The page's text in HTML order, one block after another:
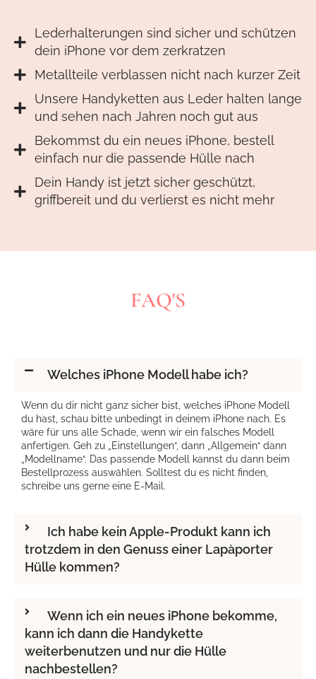
Lederhalterungen sind sicher und schützen
dein iPhone vor dem zerkratzen
Metallteile verblassen nicht nach kurzer Zeit
Unsere Handyketten aus Leder halten lange
und sehen nach Jahren noch gut aus
Bekommst du ein neues iPhone, bestell
einfach nur die passende Hülle nach
Dein Handy ist jetzt sicher geschützt,
griffbereit und du verlierst es nicht mehr
FAQ'S
Welches iPhone Modell habe ich?
Wenn du dir nicht ganz sicher bist, welches iPhone Modell
du hast, schau bitte unbedingt in deinem iPhone nach. Es
wäre für uns alle Schade, wenn wir ein falsches Modell
anfertigen. Geh zu „Einstellungen“, dann „Allgemein“ dann
„Modellname“. Das passende Modell kannst du dann beim
Bestellprozess auswählen. Solltest du es nicht finden,
schreibe uns gerne eine E-Mail.
Ich habe kein Apple-Produkt kann ich
trotzdem in den Genuss einer Lapàporter
Hülle kommen?
Wenn ich ein neues iPhone bekomme,
kann ich dann die Handykette
weiterbenutzen und nur die Hülle
nachbestellen?